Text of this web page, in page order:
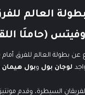
بطولة العالم
(حاملَا
عن بطولة العالم للفرق أمام
لوجان بول وبول هيمان
السيطرة، وقدم